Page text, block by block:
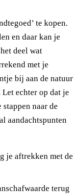
te kopen.
en daar kan je
deel wat
met je
bij aan de natuur
echter op dat je
naar de
aandachtspunten
je aftrekken met de
terug